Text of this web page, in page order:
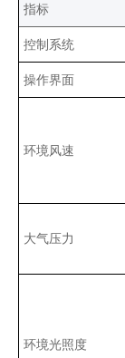
‌指标‌
控制系统‌
操作界面‌
环境风速
大气压力
环境光照度